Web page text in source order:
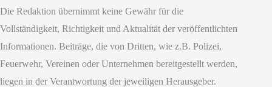
Die Redaktion übernimmt keine Gewähr für die
Vollständigkeit, Richtigkeit und Aktualität der veröffentlichten
Informationen. Beiträge, die von Dritten, wie z.B. Polizei,
Feuerwehr, Vereinen oder Unternehmen bereitgestellt werden,
liegen in der Verantwortung der jeweiligen Herausgeber.